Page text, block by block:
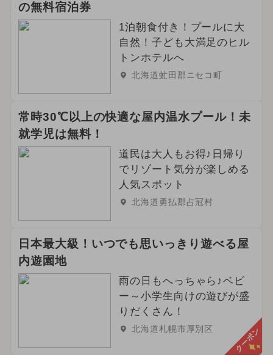
の無料宿泊券
1泊朝食付き！プールに大
自然！子ども大満足のヒル
トンホテルへ
北海道虻田郡ニセコ町
常時30℃以上の快適な屋内温水プール！未
就学児は無料！
道民は大人もお得♪日帰り
でリゾート気分が楽しめる
人気スポット
北海道勇払郡占冠村
日本最大級！いつでも思いっきり遊べる屋
内遊園地
雨の日もへっちゃら♪ベビ
ー～小学生向けの遊びが盛
りだくさん！
北海道札幌市厚別区 クーポン